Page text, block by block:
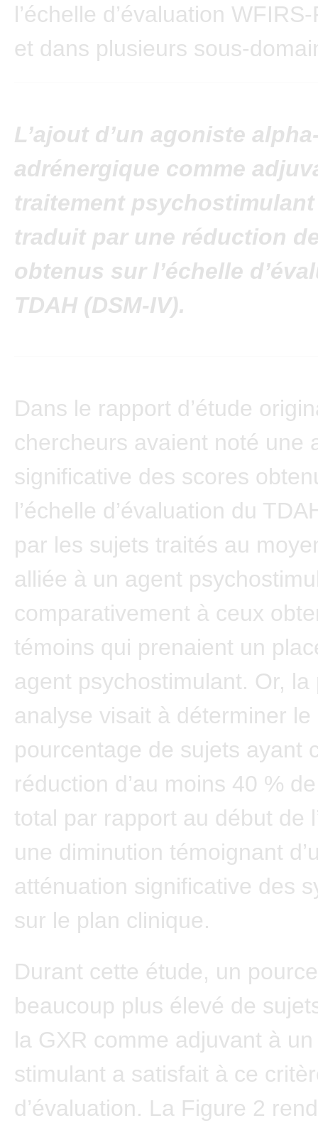
l’échelle d’évaluation
et dans plusieurs sous-
L’ajout d’un agoniste
adrénergique comme
traitement psychostimulant
traduit par une réduction
obtenus sur l’échelle
TDAH (DSM-IV).
Dans le rapport d’étude
chercheurs avaient noté une
significative des scores
l’échelle d’évaluation du
par les sujets traités au
alliée à un agent
comparativement à ceux
témoins qui prenaient un
agent psychostimulant. Or, la
analyse visait à déterminer le
pourcentage de sujets ayant
réduction d’au moins 40 %
total par rapport au début de
une diminution témoignant
atténuation significative des
sur le plan clinique.
Durant cette étude, un
beaucoup plus élevé de
la GXR comme adjuvant à
stimulant a satisfait à ce
d’évaluation. La Figure 2